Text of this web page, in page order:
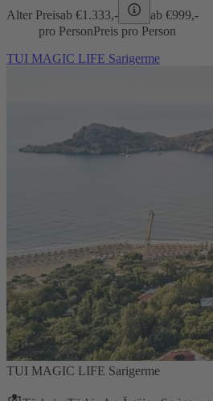
Alter Preisab €1.333,- ab €999,-
pro PersonPreis pro Person
TUI MAGIC LIFE Sarigerme
TUI MAGIC LIFE Sarigerme